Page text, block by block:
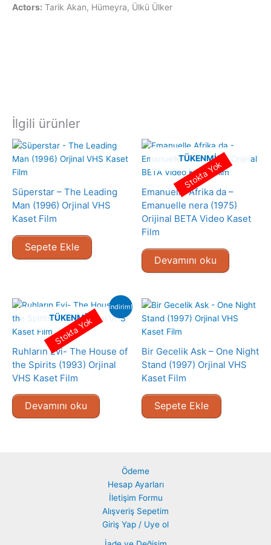
Actors: Tarik Akan, Hümeyra, Ülkü Ülker
İlgili ürünler
Süperstar – The Leading
Man (1996) Orjinal VHS
Kaset Film
Sepete Ekle
TÜKENMIŞ
Emanuelle Afrika da –
Emanuelle nera (1975)
Orijinal BETA Video Kaset
Film
Devamını oku
Stokta Yok
indirim!
TÜKENMIŞ
Ruhların Evi- The House of
the Spirits (1993) Orjinal
VHS Kaset Film
Devamını oku
Stokta Yok
Bir Gecelik Ask – One Night
Stand (1997) Orjinal VHS
Kaset Film
Sepete Ekle
Ödeme
Hesap Ayarları
İletişim Formu
Alışveriş Sepetim
Giriş Yap / Uye ol